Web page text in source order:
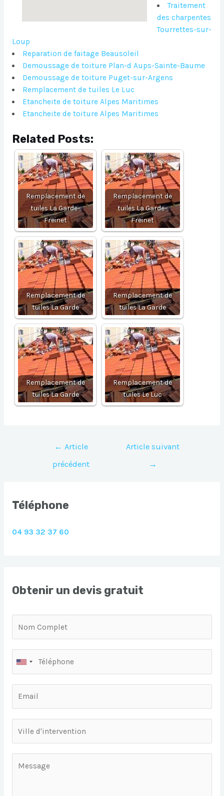
Traitement
des charpentes
Tourrettes-sur-
Loup
Reparation de faitage Beausoleil
Demoussage de toiture Plan-d Aups-Sainte-Baume
Demoussage de toiture Puget-sur-Argens
Remplacement de tuiles Le Luc
Etancheite de toiture Alpes Maritimes
Etancheite de toiture Alpes Maritimes
Related Posts:
Remplacement de
tuiles La Garde-
Freinet
Remplacement de
tuiles La Garde-
Freinet
Remplacement de
tuiles La Garde
Remplacement de
tuiles La Garde
Remplacement de
tuiles La Garde
Remplacement de
tuiles Le Luc
Navigation
l’article
← Article
précédent
Article suivant
→
Téléphone
04 93 32 37 60
Obtenir un devis gratuit